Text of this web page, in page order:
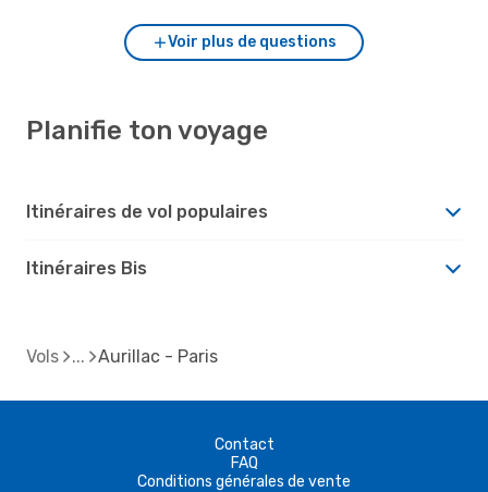
Voir plus de questions
Planifie ton voyage
Itinéraires de vol populaires
Itinéraires Bis
Vols Aurillac - Paris
Contact
FAQ
Conditions générales de vente